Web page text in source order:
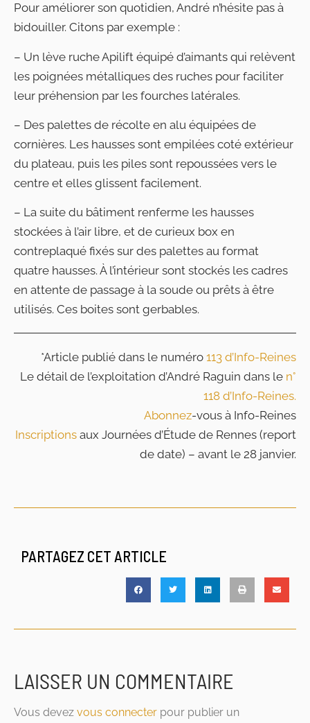
Pour améliorer son quotidien, André n’hésite pas à
bidouiller. Citons par exemple :
– Un lève ruche Apilift équipé d’aimants qui relèvent
les poignées métalliques des ruches pour faciliter
leur préhension par les fourches latérales.
– Des palettes de récolte en alu équipées de
cornières. Les hausses sont empilées coté extérieur
du plateau, puis les piles sont repoussées vers le
centre et elles glissent facilement.
– La suite du bâtiment renferme les hausses
stockées à l’air libre, et de curieux box en
contreplaqué fixés sur des palettes au format
quatre hausses. À l’intérieur sont stockés les cadres
en attente de passage à la soude ou prêts à être
utilisés. Ces boites sont gerbables.
*Article publié dans le numéro 113 d’Info-Reines
Le détail de l’exploitation d’André Raguin dans le n°
118 d’Info-Reines.
Abonnez-vous à Info-Reines
Inscriptions aux Journées d’Étude de Rennes (report
de date) – avant le 28 janvier.
PARTAGEZ CET ARTICLE
LAISSER UN COMMENTAIRE
Vous devez vous connecter pour publier un